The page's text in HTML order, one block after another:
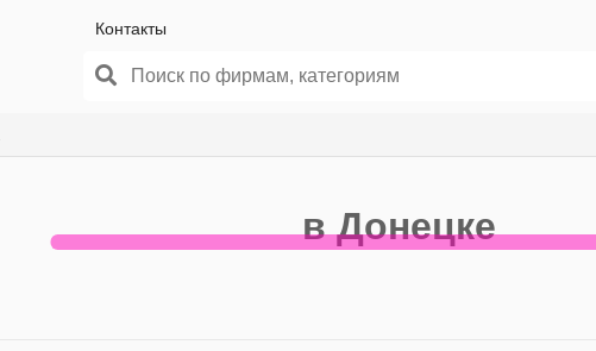
Контакты
в Донецке